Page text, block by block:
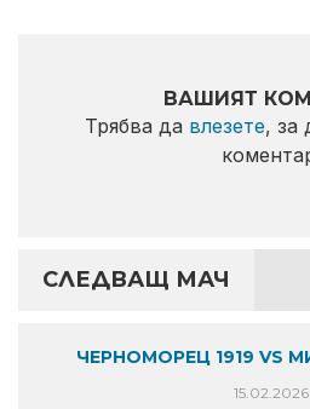
ВАШИЯТ
Трябва да влезете, за
СЛЕДВАЩ МАЧ
ЧЕРНОМОРЕЦ 1919 VS
15.02.2026